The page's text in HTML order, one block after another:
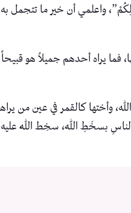
واعلمي أن خير ما تتجمل به
يراه أحدهم جميلاً هو قبيحاً
وأختها كالقمر في عين من
بسخَطِ اللهِ، سخِط اللهُ